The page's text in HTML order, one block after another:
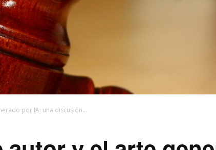
por IA: una discusión...